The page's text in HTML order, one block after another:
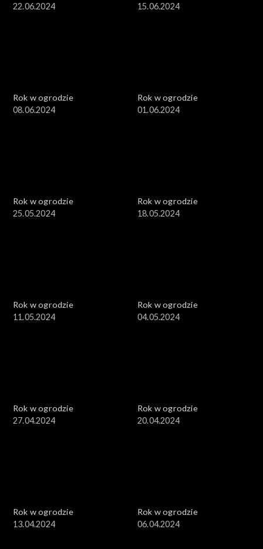
22.06.2024
15.06.2024
Rok w ogrodzie
08.06.2024
Rok w ogrodzie
01.06.2024
Rok w ogrodzie
25.05.2024
Rok w ogrodzie
18.05.2024
Rok w ogrodzie
11.05.2024
Rok w ogrodzie
04.05.2024
Rok w ogrodzie
27.04.2024
Rok w ogrodzie
20.04.2024
Rok w ogrodzie
13.04.2024
Rok w ogrodzie
06.04.2024